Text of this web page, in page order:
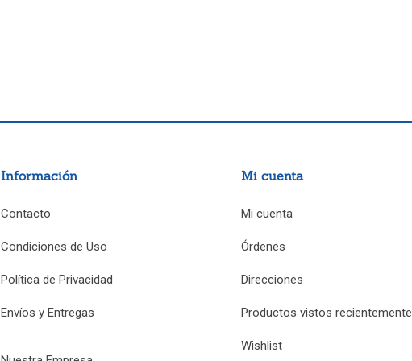
Información
Contacto
Condiciones de Uso
Política de Privacidad
Envíos y Entregas
Mi cuenta
Mi cuenta
Órdenes
Direcciones
Productos vistos recientemente
Wishlist